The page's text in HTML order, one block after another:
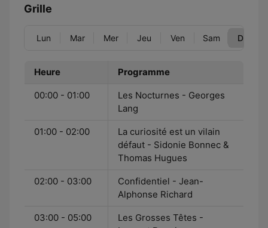
Grille
Lun Mar Mer Jeu Ven Sam Dim
Heure Programme
00:00 - 01:00
Les Nocturnes - Georges
Lang
01:00 - 02:00
La curiosité est un vilain
défaut - Sidonie Bonnec &
Thomas Hugues
02:00 - 03:00
Confidentiel - Jean-
Alphonse Richard
03:00 - 05:00
Les Grosses Têtes -